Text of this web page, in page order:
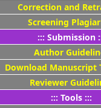
Correction and
Screening
::: Submission
Author
Download Manuscript
Reviewer
::: Tools :::